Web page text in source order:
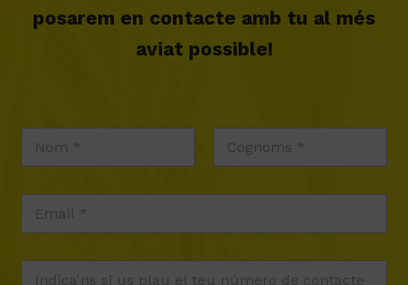
posarem en contacte amb tu al més
aviat possible!